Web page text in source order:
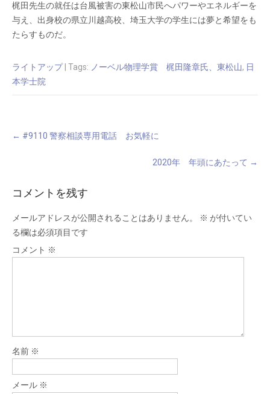
梶田先生の就任は台風被害の東松山市民へパワーやエネルギーを
与え、出身校の県立川越高校、埼玉大学の学生には夢と希望をも
たらすものだ。
ライトアップ | Tags: ノーベル物理学賞 梶田隆章氏、東松山, 日
本学士院
navigation
← #9110 警察相談専用電話 お気軽に
2020年 年頭にあたって →
コメントを残す
メールアドレスが公開されることはありません。 ※ が付いてい
る欄は必須項目です
コメント ※
名前 ※
メール ※